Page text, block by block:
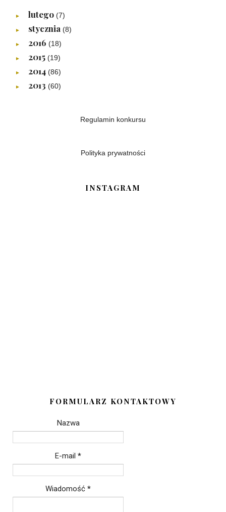
► lutego (7)
► stycznia (8)
► 2016 (18)
► 2015 (19)
► 2014 (86)
► 2013 (60)
Regulamin konkursu
Polityka prywatności
INSTAGRAM
FORMULARZ KONTAKTOWY
Nazwa
E-mail *
Wiadomość *